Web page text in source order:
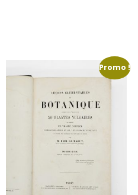
Promo !